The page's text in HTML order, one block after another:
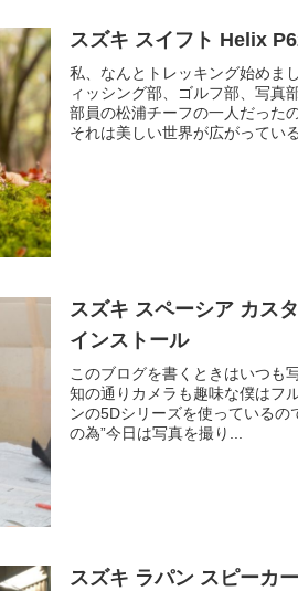
スズキ スイフト Helix
私、なんとトレッキング始めま
ィッシング部、ゴルフ部、写真
部員の松浦チーフの一人だった
それは美しい世界が広がってい
スズキ スペーシア カス
インストール
このブログを書くときはいつも
知の通りカメラも趣味な僕はフ
ンの5Dシリーズを使っている
の為”今日は写真を撮り...
スズキ ラパン スピーカ